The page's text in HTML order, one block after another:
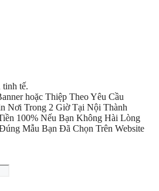
tinh tế.
hoặc Thiệp Theo Yêu Cầu
Nơi Trong 2 Giờ Tại Nội Thành
100% Nếu Bạn Không Hài Lòng
Mẫu Bạn Đã Chọn Trên Website